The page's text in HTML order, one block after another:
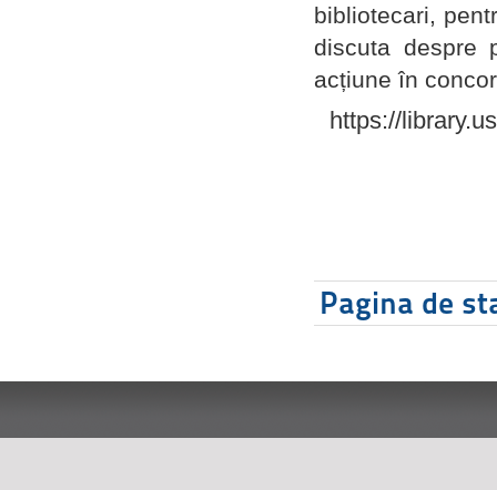
bibliotecari,
discuta despre
acțiune în
https://
Pagina de